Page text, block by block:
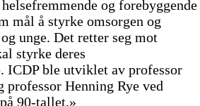
og forebyggende
mål å styrke omsorgen og
unge. Det retter seg mot
styrke deres
ICDP ble utviklet av professor
professor Henning Rye ved
90-tallet.»